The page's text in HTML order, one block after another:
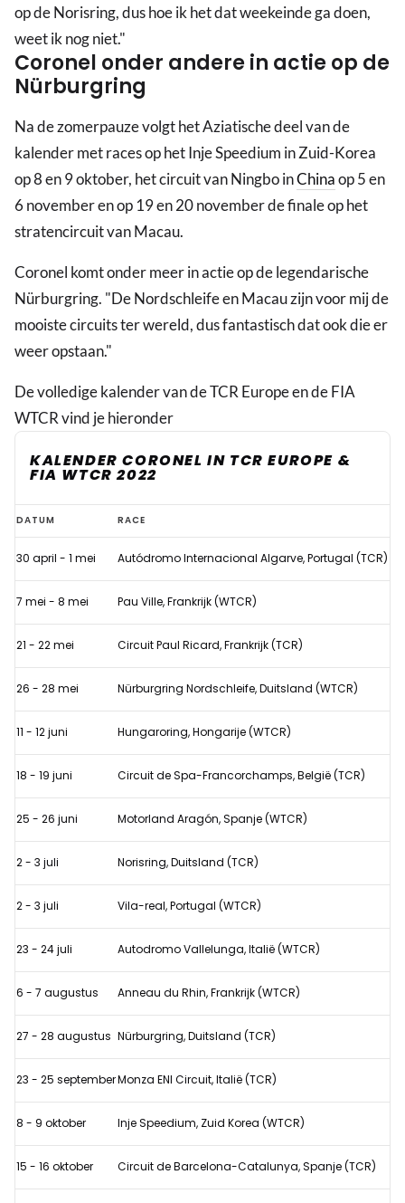
op de Norisring, dus hoe ik het dat weekeinde ga doen,
weet ik nog niet."
Coronel onder andere in actie op de
Nürburgring
Na de zomerpauze volgt het Aziatische deel van de
kalender met races op het Inje Speedium in Zuid-Korea
op 8 en 9 oktober, het circuit van Ningbo inChinaop 5 en
6 november en op 19 en 20 november de finale op het
stratencircuit van Macau.
Coronel komt onder meer in actie op de legendarische
Nürburgring. "De Nordschleife en Macau zijn voor mij de
mooiste circuits ter wereld, dus fantastisch dat ook die er
weer opstaan."
De volledige kalender van de TCR Europe en de FIA
WTCR vind je hieronder
KALENDER CORONEL IN TCR EUROPE &
FIA WTCR 2022
Tom
Coronel
onthult
'dubbele'
voor
2022
DATUM RACE
30 april - 1 mei Autódromo Internacional Algarve, Portugal (TCR)
7 mei - 8 mei Pau Ville, Frankrijk (WTCR)
21 - 22 mei Circuit Paul Ricard, Frankrijk (TCR)
26 - 28 mei Nürburgring Nordschleife, Duitsland (WTCR)
11 - 12 juni Hungaroring, Hongarije (WTCR)
18 - 19 juni Circuit de Spa-Francorchamps, België (TCR)
25 - 26 juni Motorland Aragón, Spanje (WTCR)
2 - 3 juli Norisring, Duitsland (TCR)
2 - 3 juli Vila-real, Portugal (WTCR)
23 - 24 juli Autodromo Vallelunga, Italië (WTCR)
6 - 7 augustus Anneau du Rhin, Frankrijk (WTCR)
27 - 28 augustus Nürburgring, Duitsland (TCR)
23 - 25 septemberMonza ENI Circuit, Italië (TCR)
8 - 9 oktober Inje Speedium, Zuid Korea (WTCR)
15 - 16 oktober Circuit de Barcelona-Catalunya, Spanje (TCR)